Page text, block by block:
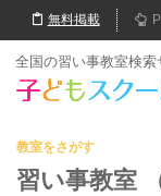
無料掲載
全国の習い事教室検索
教室をさがす
習い事教室